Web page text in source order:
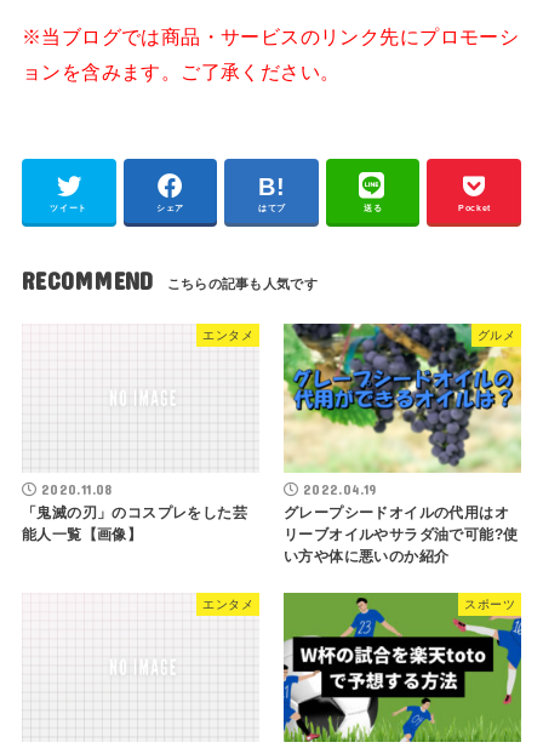
※当ブログでは商品・サービスのリンク先にプロモーシ
ョンを含みます。ご了承ください。
ツイート シェア はてブ 送る Pocket
RECOMMEND
エンタメ
2020.11.08
「鬼滅の刃」のコスプレをした芸
能人一覧【画像】
グルメ
2022.04.19
グレープシードオイルの代用はオ
リーブオイルやサラダ油で可能?使
い方や体に悪いのか紹介
エンタメ スポーツ